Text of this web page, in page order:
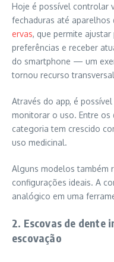
Hoje é possível controlar
fechaduras até aparelhos
ervas, que permite
preferências e receber
do smartphone — um
tornou recurso
Através do app, é
monitorar o uso. Entre os
categoria tem crescido
uso medicinal.
Alguns modelos também
configurações ideais. A
analógico em uma
2. Escovas de dente
escovação